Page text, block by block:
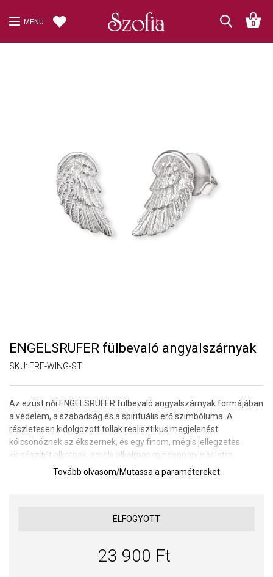
MENU 0
ENGELSRUFER fülbevaló angyalszárnyak
SKU: ERE-WING-ST
Az ezüst női ENGELSRUFER fülbevaló angyalszárnyak formájában
a védelem, a szabadság és a spirituális erő szimbóluma. A
részletesen kidolgozott tollak realisztikus megjelenést
kölcsönöznek az ékszernek, és egy finom, mégis jellegzetes
kiegészítőt alkotnak, amely alkalmas mindennapi viseletre.
Az angyalszárny motívum az ENGELSRUFER márka egyik ikonikus
más ékszerekkel, és minden ékszerdoboz kedvenc részévé
Tovább olvasom/Mutassa a paramétereket
ELFOGYOTT
23 900 Ft